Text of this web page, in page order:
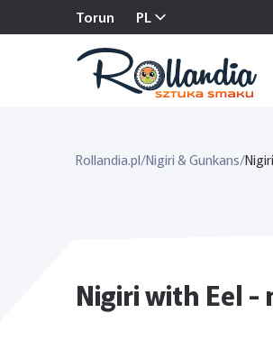
Torun PL
Rollandia.pl/Nigiri & Gunkans/
Nigiri with Eel -